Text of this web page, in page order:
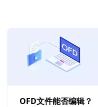
OFD文件能否编辑？